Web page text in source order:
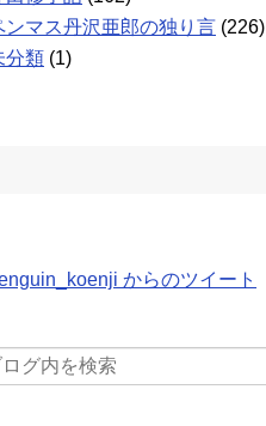
ンマス丹沢亜郎の独り言 (226)
分類 (1)
からのツイート